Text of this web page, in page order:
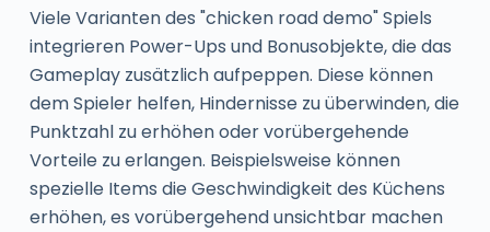
Viele Varianten des "chicken road demo" Spiels
integrieren Power-Ups und Bonusobjekte, die das
Gameplay zusätzlich aufpeppen. Diese können
dem Spieler helfen, Hindernisse zu überwinden, die
Punktzahl zu erhöhen oder vorübergehende
Vorteile zu erlangen. Beispielsweise können
spezielle Items die Geschwindigkeit des Küchens
erhöhen, es vorübergehend unsichtbar machen